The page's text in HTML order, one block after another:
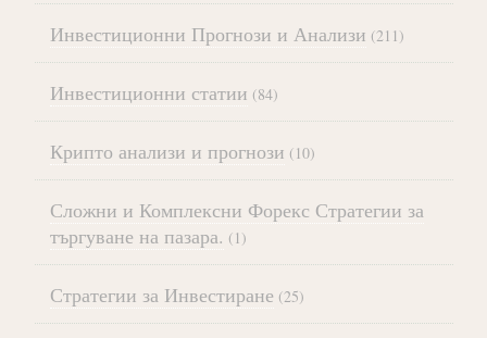
Инвестиционни Прогнози и Анализи (211)
Инвестиционни статии (84)
Крипто анализи и прогнози (10)
Сложни и Комплексни Форекс Стратегии за
търгуване на пазара. (1)
Стратегии за Инвестиране (25)